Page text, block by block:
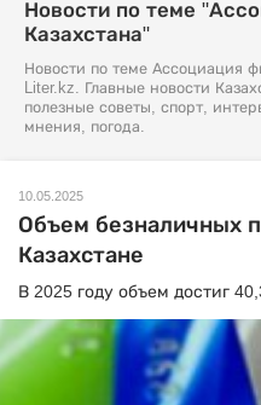
Новости по теме
Казахстана"
Новости по теме Ассоциация
Liter.kz. Главные новости
полезные советы, спорт,
мнения, погода.
10.05.2025
Объем безналичных
Казахстане
В 2025 году объем достиг